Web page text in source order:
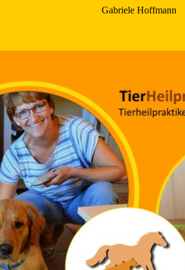
Gabriele Hoffmann